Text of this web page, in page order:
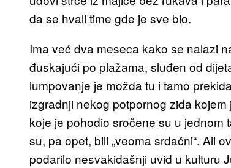
da se hvali time gde je sve bio.
Ima već dva meseca kako se nalazi
đuskajući po plažama, sluđen od
lumpovanje je možda tu i tamo
izgradnji nekog potpornog zida
koje je pohodio sročene su u jednom
su, pa opet, bili „veoma srdačni“. Ali
podarilo nesvakidašnji uvid u kulturu